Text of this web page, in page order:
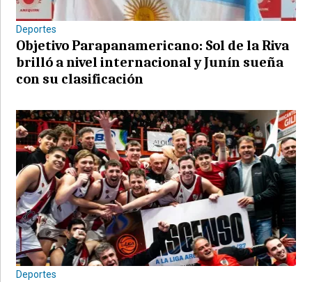
Deportes
Objetivo Parapanamericano: Sol de la Riva
brilló a nivel internacional y Junín sueña
con su clasificación
Deportes